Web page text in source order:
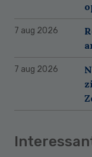
7 aug 2026
7 aug 2026